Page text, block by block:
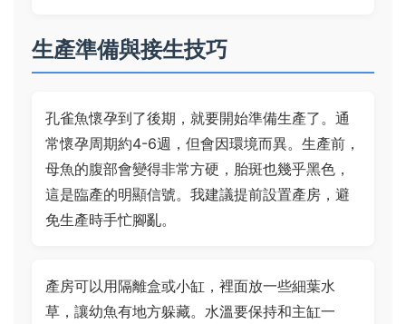
生產準備與接生技巧
孔雀魚懷孕到了後期，就要開始準備生產了。通
常懷孕周期約4-6週，但會因環境而異。生產前，
母魚的腹部會變得非常方硬，胎斑也幾乎黑色，
這是臨產的明顯信號。我建議提前設置產房，避
免生產時手忙腳亂。
產房可以用隔離盒或小缸，裡面放一些細葉水
草，讓幼魚有地方躲藏。水溫要保持和主缸一